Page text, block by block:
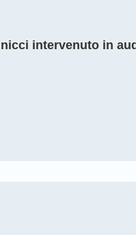
intervenuto in